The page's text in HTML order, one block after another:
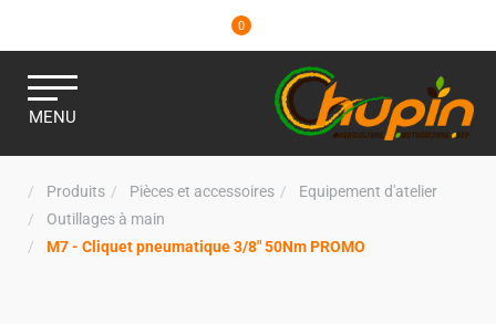
0
MENU
Produits Pièces et accessoires
Equipement d'atelier
Outillages à main
M7 - Cliquet pneumatique 3/8" 50Nm PROMO